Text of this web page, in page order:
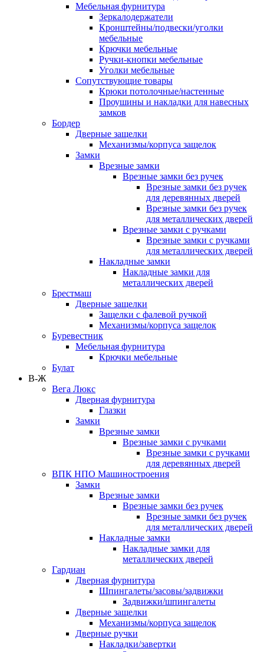
Мебельная фурнитура
Зеркалодержатели
Кронштейны/подвески/уголки
мебельные
Крючки мебельные
Ручки-кнопки мебельные
Уголки мебельные
Сопутствующие товары
Крюки потолочные/настенные
Проушины и накладки для навесных
замков
Бордер
Дверные защелки
Механизмы/корпуса защелок
Замки
Врезные замки
Врезные замки без ручек
Врезные замки без ручек
для деревянных дверей
Врезные замки без ручек
для металлических дверей
Врезные замки с ручками
Врезные замки с ручками
для металлических дверей
Накладные замки
Накладные замки для
металлических дверей
Брестмаш
Дверные защелки
Защелки с фалевой ручкой
Механизмы/корпуса защелок
Буревестник
Мебельная фурнитура
Крючки мебельные
Булат
В-Ж
Вега Люкс
Дверная фурнитура
Глазки
Замки
Врезные замки
Врезные замки с ручками
Врезные замки с ручками
для деревянных дверей
ВПК НПО Машиностроения
Замки
Врезные замки
Врезные замки без ручек
Врезные замки без ручек
для металлических дверей
Накладные замки
Накладные замки для
металлических дверей
Гардиан
Дверная фурнитура
Шпингалеты/засовы/задвижки
Задвижки/шпингалеты
Дверные защелки
Механизмы/корпуса защелок
Дверные ручки
Накладки/завертки